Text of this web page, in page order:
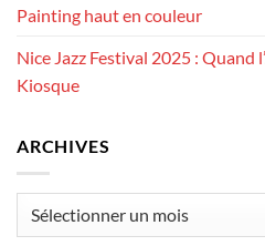
Painting haut en couleur
Nice Jazz Festival 2025 : Quand
Kiosque
ARCHIVES